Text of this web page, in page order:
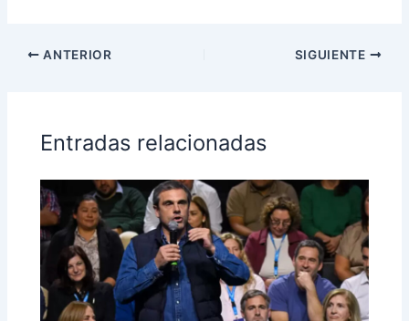
ANTERIOR SIGUIENTE
Entradas relacionadas